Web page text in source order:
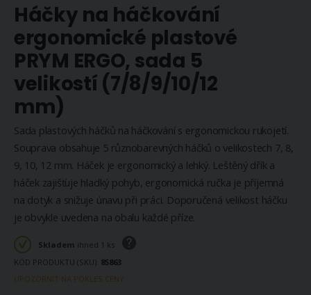
na
začátek
galerie
s
obrázky
Háčky na háčkování
ergonomické plastové
PRYM ERGO, sada 5
velikostí (7/8/9/10/12
mm)
Sada plastových háčků na háčkování s ergonomickou rukojetí.
Souprava obsahuje 5 různobarevných háčků o velikostech 7, 8,
9, 10, 12 mm. Háček je ergonomický a lehký. Leštěný dřík a
háček zajišťuje hladký pohyb, ergonomická ručka je příjemná
na dotyk a snižuje únavu při práci. Doporučená velikost háčku
je obvykle uvedena na obalu každé příze.
Skladem ihned 1 ks
KÓD PRODUKTU (SKU) 85863
UPOZORNIT NA POKLES CENY